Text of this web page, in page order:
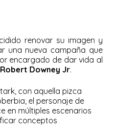
renovar su imagen y
una nueva campaña que
encargado de dar vida al
Robert Downey Jr.
con aquella pizca
el personaje de
en múltiples escenarios
conceptos